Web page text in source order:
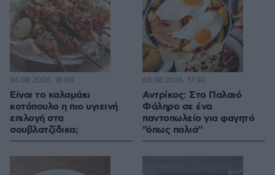
Είναι το καλαμάκι
κοτόπουλο η πιο υγιεινή
επιλογή στα
σουβλατζίδικα;
06.08.2026, 18:00
Αντρίκος: Στο Παλαιό
Φάληρο σε ένα
παντοπωλείο για φαγητό
''όπως παλιά''
06.08.2026, 17:30